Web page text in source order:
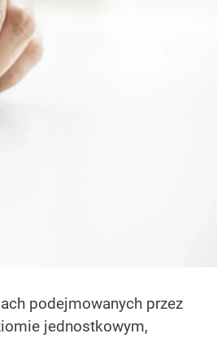
podejmowanych przez
jednostkowym,